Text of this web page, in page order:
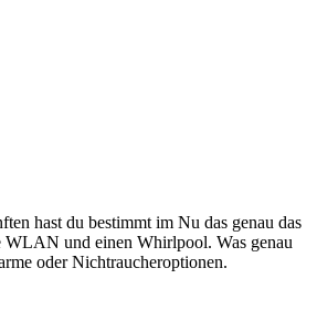
hast du bestimmt im Nu das genau das
WLAN und einen Whirlpool. Was genau
oder Nichtraucheroptionen.